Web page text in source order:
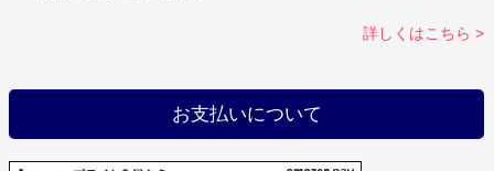
詳しくはこちら >
お支払いについて